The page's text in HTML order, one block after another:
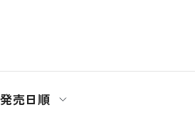
発売日順